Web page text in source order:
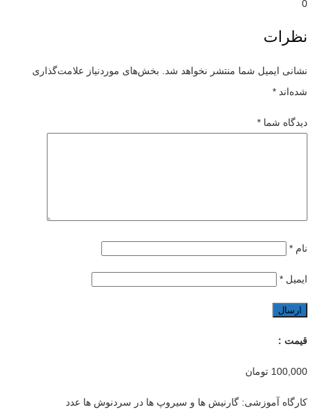
0
نظرات
نشانی ایمیل شما منتشر نخواهد شد.
بخش‌های موردنیاز علامت‌گذاری
شده‌اند *
دیدگاه شما *
نام *
ایمیل *
قیمت :
100,000 تومان
کارگاه آموزشی: گارنیش ها و سیروپ ها در سردنوش ها عدد